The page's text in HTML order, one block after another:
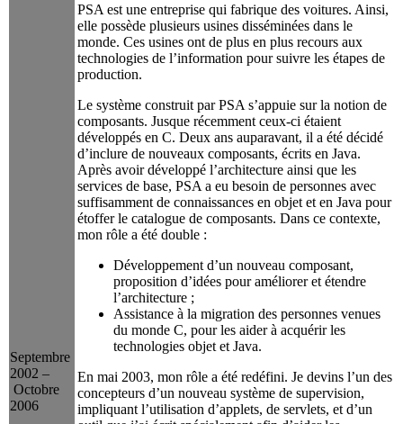
Septembre
2002 –
Octobre
2006
PSA est une entreprise qui fabrique des voitures. Ainsi,
elle possède plusieurs usines disséminées dans le
monde. Ces usines ont de plus en plus recours aux
technologies de l’information pour suivre les étapes de
production.
Le système construit par PSA s’appuie sur la notion de
composants. Jusque récemment ceux-ci étaient
développés en C. Deux ans auparavant, il a été décidé
d’inclure de nouveaux composants, écrits en Java.
Après avoir développé l’architecture ainsi que les
services de base, PSA a eu besoin de personnes avec
suffisamment de connaissances en objet et en Java pour
étoffer le catalogue de composants. Dans ce contexte,
mon rôle a été double :
Développement d’un nouveau composant,
proposition d’idées pour améliorer et étendre
l’architecture ;
Assistance à la migration des personnes venues
du monde C, pour les aider à acquérir les
technologies objet et Java.
En mai 2003, mon rôle a été redéfini. Je devins l’un des
concepteurs d’un nouveau système de supervision,
impliquant l’utilisation d’applets, de servlets, et d’un